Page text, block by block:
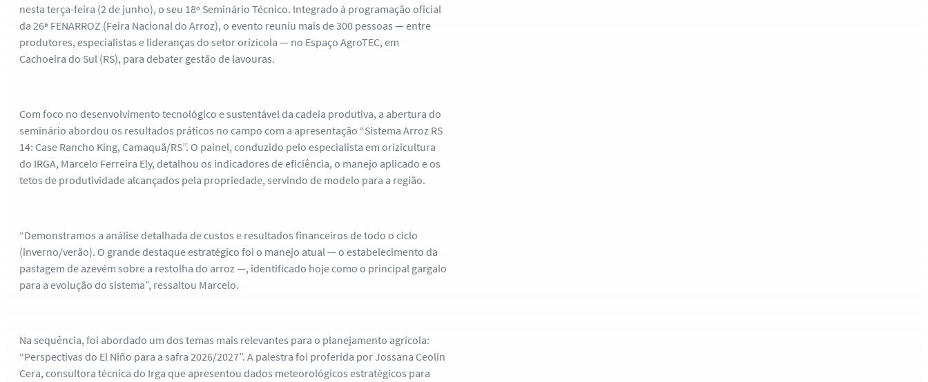
nesta terça-feira (2 de junho), o seu 18º Seminário Técnico. Integrado à programação oficial
da 26ª FENARROZ (Feira Nacional do Arroz), o evento reuniu mais de 300 pessoas — entre
produtores, especialistas e lideranças do setor orizícola — no Espaço AgroTEC, em
Cachoeira do Sul (RS), para debater gestão de lavouras.
Com foco no desenvolvimento tecnológico e sustentável da cadeia produtiva, a abertura do
seminário abordou os resultados práticos no campo com a apresentação “Sistema Arroz RS
14: Case Rancho King, Camaquã/RS”. O painel, conduzido pelo especialista em orizicultura
do IRGA, Marcelo Ferreira Ely, detalhou os indicadores de eficiência, o manejo aplicado e os
tetos de produtividade alcançados pela propriedade, servindo de modelo para a região.
“Demonstramos a análise detalhada de custos e resultados financeiros de todo o ciclo
(inverno/verão). O grande destaque estratégico foi o manejo atual — o estabelecimento da
pastagem de azevém sobre a restolha do arroz —, identificado hoje como o principal gargalo
para a evolução do sistema”, ressaltou Marcelo.
Na sequência, foi abordado um dos temas mais relevantes para o planejamento agrícola:
“Perspectivas do El Niño para a safra 2026/2027”. A palestra foi proferida por Jossana Ceolin
Cera, consultora técnica do Irga que apresentou dados meteorológicos estratégicos para